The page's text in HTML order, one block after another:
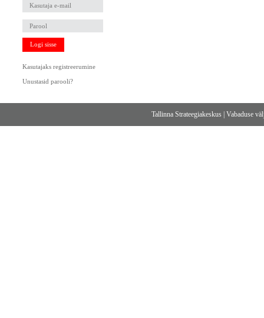
Logi sisse
Kasutajaks registreerumine
Unustasid parooli?
Tallinna Strateegiakeskus |Vabaduse